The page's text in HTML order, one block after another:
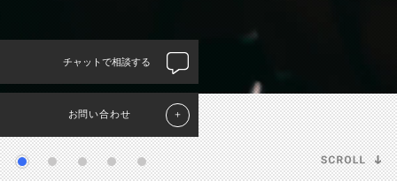
チャットで相談する
お問い合わせ ＋